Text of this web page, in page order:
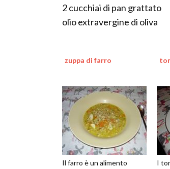
2 cucchiai di pan grattato
olio extravergine di oliva
zuppa di farro
Il farro è un alimento
I